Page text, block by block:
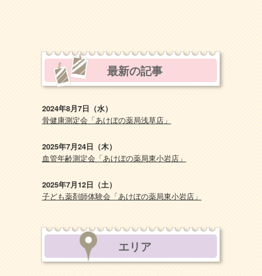
最新の記事
2024年8月7日（水）
骨健康測定会「あけぼの薬局浅草店」
2025年7月24日（木）
血管年齢測定会「あけぼの薬局東小岩店」
2025年7月12日（土）
子ども薬剤師体験会「あけぼの薬局東小岩店」
エリア